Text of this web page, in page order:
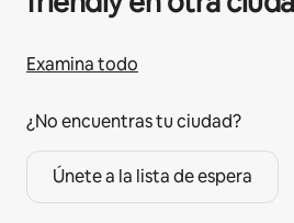
Examina todo
¿No encuentras tu ciudad?
Únete a la lista de espera